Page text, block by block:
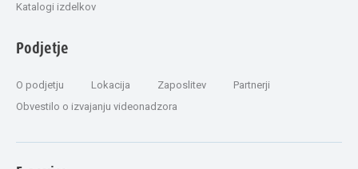
Katalogi izdelkov
Podjetje
O podjetju Lokacija Zaposlitev
Partnerji
Obvestilo o izvajanju videonadzora